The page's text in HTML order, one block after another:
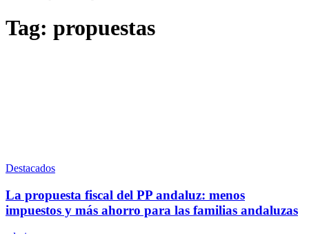
Tag: propuestas
Destacados
La propuesta fiscal del PP andaluz: menos
impuestos y más ahorro para las familias andaluzas